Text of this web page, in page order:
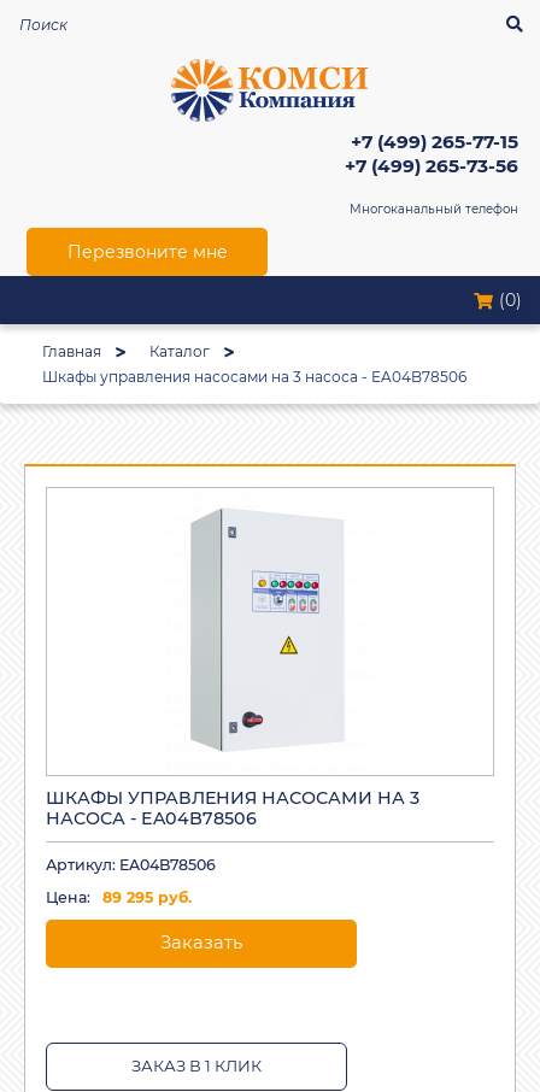
+7 (499) 265-77-15
+7 (499) 265-73-56
Многоканальный телефон
Перезвоните мне
(0)
Главная
Каталог
Шкафы управления насосами на 3 насоса - EA04B78506
ШКАФЫ УПРАВЛЕНИЯ НАСОСАМИ НА 3
НАСОСА - EA04B78506
Артикул: EA04B78506
Цена:
89 295 руб.
Заказать
ЗАКАЗ В 1 КЛИК